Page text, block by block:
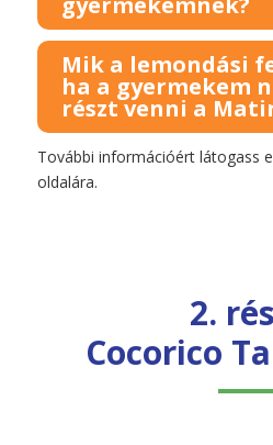
Mik a lemondási
ha a gyermekem
részt venni a
További információért látogass
oldalára.
2.
Cocorico